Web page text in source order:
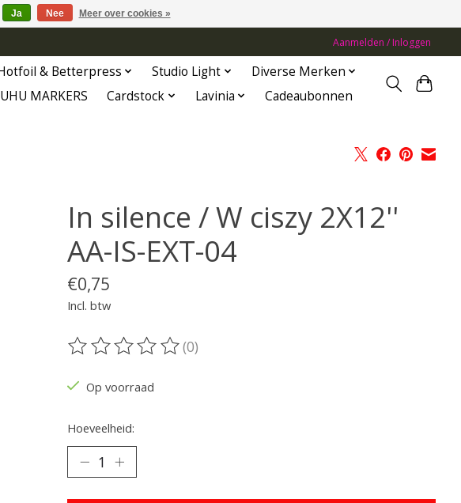
Aanmelden / Inloggen
& Betterpress Studio Light
Diverse Merken
MARKERS Cardstock Lavinia Cadeaubonnen
In silence / W ciszy 2X12''
AA-IS-EXT-04
€0,75
Incl. btw
De beoordeling van dit product is
(0)
Op voorraad
Hoeveelheid:
Ja Nee Meer over cookies »